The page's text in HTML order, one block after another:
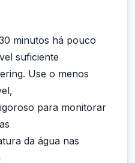
minutos há pouco
suficiente
Use o menos
para monitorar
da água nas